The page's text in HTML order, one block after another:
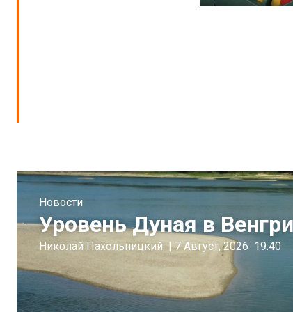
Новости
Уровень Дуная в
Николай Пахольницкий | 7 Август, 2026 19:40